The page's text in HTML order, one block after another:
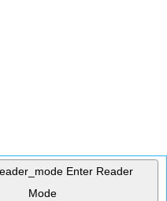
Enter Reader
Mode